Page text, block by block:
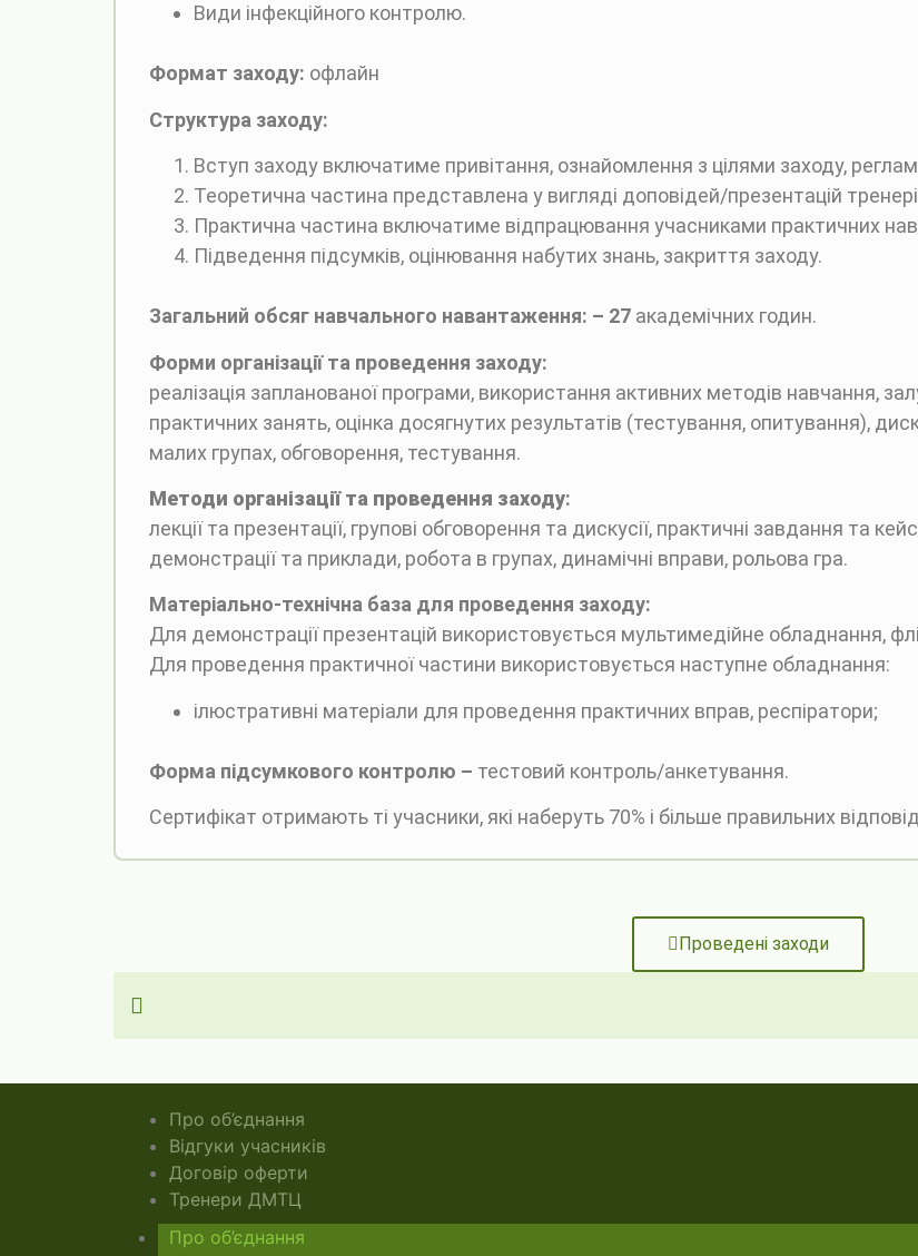
Види інфекційного контролю.
Формат заходу: офлайн
Структура заходу:
Вступ заходу включатиме привітання, ознайомлення з цілями заходу,
Теоретична частина представлена у вигляді доповідей/презентацій
Практична частина включатиме відпрацювання учасниками практичних
Підведення підсумків, оцінювання набутих знань, закриття заходу.
Загальний обсяг навчального навантаження: – 27 академічних годин.
Форми організації та проведення заходу:
реалізація запланованої програми, використання активних методів навчання,
практичних занять, оцінка досягнутих результатів (тестування, опитування),
малих групах, обговорення, тестування.
Методи організації та проведення заходу:
лекції та презентації, групові обговорення та дискусії, практичні завдання та
демонстрації та приклади, робота в групах, динамічні вправи, рольова гра.
Матеріально-технічна база для проведення заходу:
Для демонстрації презентацій використовується мультимедійне обладнання,
Для проведення практичної частини використовується наступне обладнання:
ілюстративні матеріали для проведення практичних вправ, респіратори;
Форма підсумкового контролю – тестовий контроль/анкетування.
Сертифікат отримають ті учасники, які наберуть 70% і більше правильних
Проведені заходи
Про об’єднання
Відгуки учасників
Договір оферти
Тренери ДМТЦ
Про об’єднання